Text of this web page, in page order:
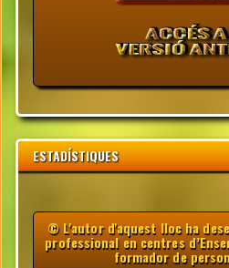
ESTADÍSTIQUES
© L'autor d'aquest lloc ha
professional en centres
formador de